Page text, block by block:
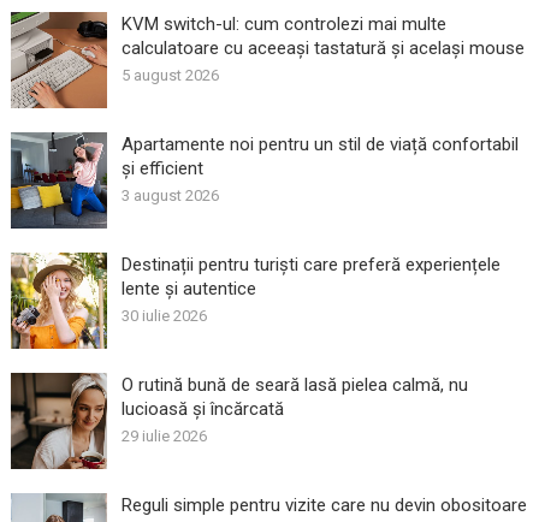
KVM switch-ul: cum controlezi mai multe
calculatoare cu aceeași tastatură și același mouse
5 august 2026
Apartamente noi pentru un stil de viață confortabil
și efficient
3 august 2026
Destinații pentru turiști care preferă experiențele
lente și autentice
30 iulie 2026
O rutină bună de seară lasă pielea calmă, nu
lucioasă și încărcată
29 iulie 2026
Reguli simple pentru vizite care nu devin obositoare